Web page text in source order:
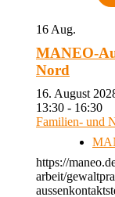
16 Aug.
MANEO-
Nord
16. August
13:30 - 16:30
Familien- und
https://
arbeit/